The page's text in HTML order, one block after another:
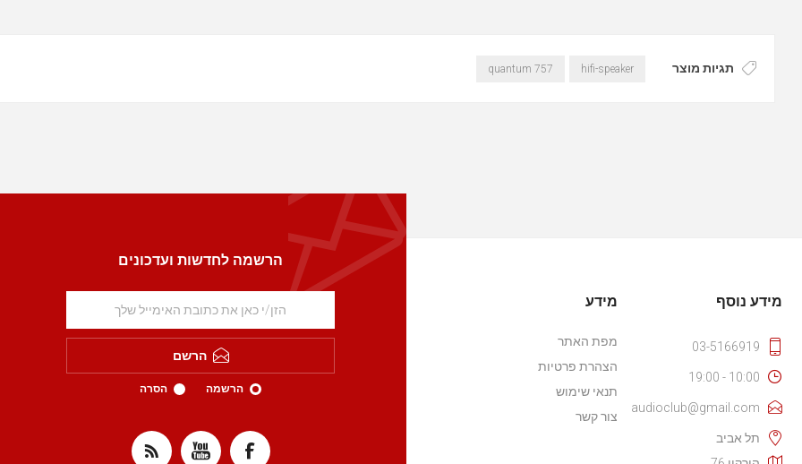
תגיות מוצר hifi-speaker
quantum 757
הרשמה לחדשות ועדכונים
הרשם
הרשמה הסרה
מידע נוסף
03-5166919
10:00 - 19:00
audioclub@gmail.com
תל אביב
מידע
מפת האתר
הצהרת פרטיות
תנאי שימוש
צור קשר